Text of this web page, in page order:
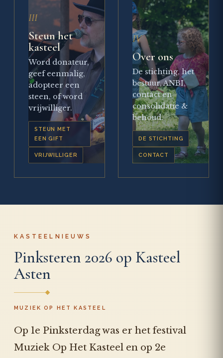
III
Steun het
kasteel
Word donateur,
geef eenmalig,
adopteer een
steen, of word
vrijwilliger.
STEUN MET
EEN GIFT
VRIJWILLIGER
IV
Over ons
De stichting, het
bestuur, ANBI,
contact en
consolidatie &
behoud.
DE STICHTING
CONTACT
KASTEELNIEUWS
Pinksteren 2026 op Kasteel
Asten
MUZIEK OP HET KASTEEL
Op 1e Pinksterdag was er het festival
Muziek Op Het Kasteel en op 2e